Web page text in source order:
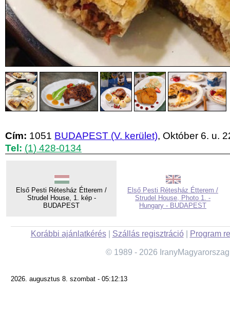
Cím: 1051 BUDAPEST (V. kerület), Október 6. u.
Tel: (1) 428-0134
Első Pesti Rétesház Étterem /
Strudel House, 1. kép -
BUDAPEST
Első Pesti Rétesház Étterem /
Strudel House, Photo 1. -
Hungary - BUDAPEST
Korábbi ajánlatkérés| Szállás regisztráció| Program
© 1989 - 2026
2026. augusztus 8. szombat - 05:12:13